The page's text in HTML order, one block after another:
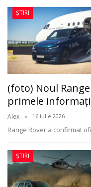
ȘTIRI
(foto) Noul
primele
Alex 16 iulie 2026
Range Rover a confirmat
ȘTIRI